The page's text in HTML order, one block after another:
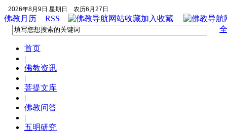
2026年8月9日 星期日 农历6月27日
佛教月历 RSS 加入收藏
首页
|
佛教资讯
|
菩提文库
|
佛教问答
|
五明研究